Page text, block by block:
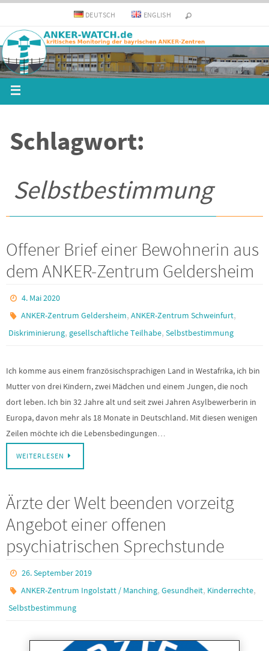
DEUTSCH ENGLISH
Schlagwort:
Selbstbestimmung
Offener Brief einer Bewohnerin aus
dem ANKER-Zentrum Geldersheim
4. Mai 2020
ANKER-Zentrum Geldersheim,ANKER-Zentrum Schweinfurt,
Diskriminierung, gesellschaftliche Teilhabe, Selbstbestimmung
Ich komme aus einem französischsprachigen Land in Westafrika, ich bin
Mutter von drei Kindern, zwei Mädchen und einem Jungen, die noch
dort leben. Ich bin 32 Jahre alt und seit zwei Jahren Asylbewerberin in
Europa, davon mehr als 18 Monate in Deutschland. Mit diesen wenigen
Zeilen möchte ich die Lebensbedingungen…
WEITERLESEN
Ärzte der Welt beenden vorzeitg
Angebot einer offenen
psychiatrischen Sprechstunde
26. September 2019
ANKER-Zentrum Ingolstatt / Manching,Gesundheit, Kinderrechte,
Selbstbestimmung